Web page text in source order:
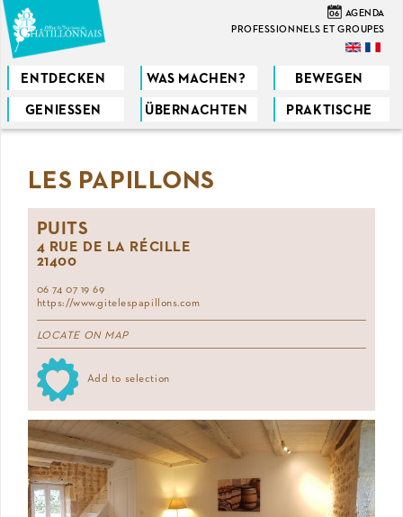
Direkt
zum
Inhalt
06 AGENDA
PROFESSIONNELS ET GROUPES
ENTDECKEN WAS MACHEN? BEWEGEN
GENIESSEN ÜBERNACHTEN PRAKTISCHE
Sie
hierLES PAPILLONS
PUITS
4 RUE DE LA RÉCILLE
21400
06 74 07 19 69
https://www.gitelespapillons.com
LOCATE ON MAP
Add to selection